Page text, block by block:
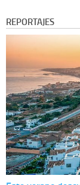
REPORTAJES